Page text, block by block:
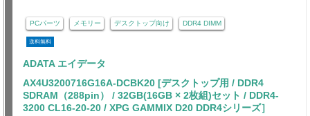
PCパーツ メモリー デスクトップ向け DDR4 DIMM
送料無料
ADATA エイデータ
AX4U3200716G16A-DCBK20 [デスクトップ用 / DDR4
SDRAM（288pin） / 32GB(16GB × 2枚組)セット / DDR4-
3200 CL16-20-20 / XPG GAMMIX D20 DDR4シリーズ］